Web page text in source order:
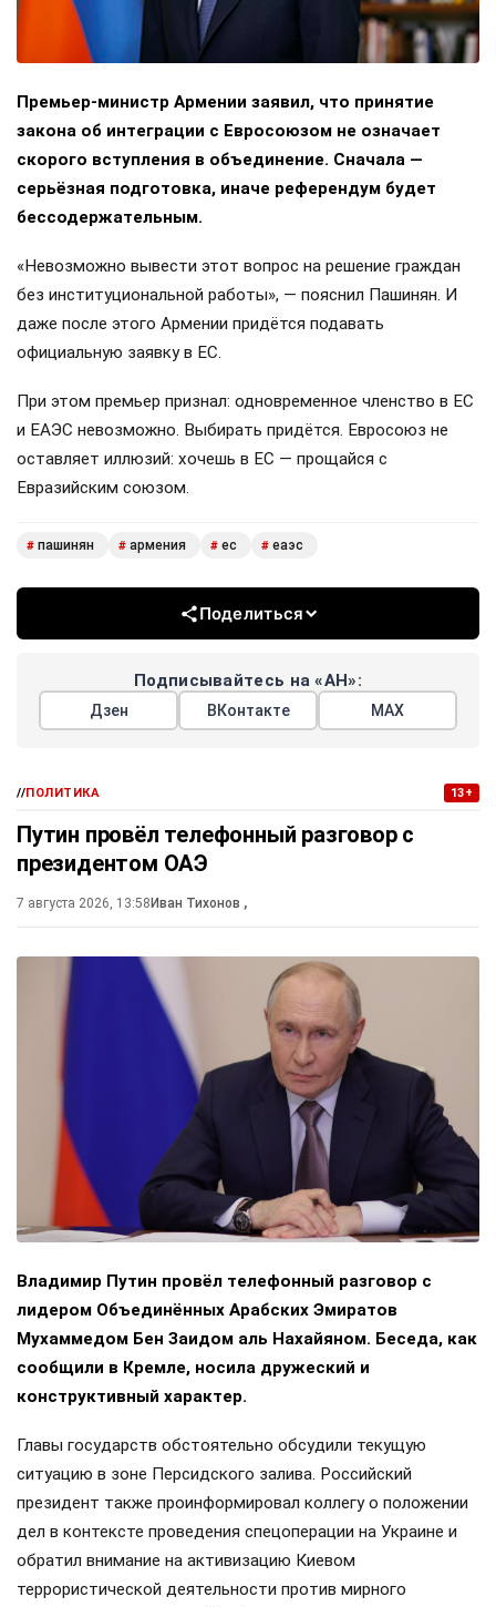
Премьер-министр Армении заявил, что принятие
закона об интеграции с Евросоюзом не означает
скорого вступления в объединение. Сначала —
серьёзная подготовка, иначе референдум будет
бессодержательным.
«Невозможно вывести этот вопрос на решение граждан
без институциональной работы», — пояснил Пашинян. И
даже после этого Армении придётся подавать
официальную заявку в ЕС.
При этом премьер признал: одновременное членство в ЕС
и ЕАЭС невозможно. Выбирать придётся. Евросоюз не
оставляет иллюзий: хочешь в ЕС — прощайся с
Евразийским союзом.
# пашинян # армения # ес # еаэс
Поделиться
Подписывайтесь на «АН»:
Дзен ВКонтакте МАХ
//ПОЛИТИКА 13+
Путин провёл телефонный разговор с
президентом ОАЭ
7 августа 2026, 13:58 Иван Тихонов ,
Владимир Путин провёл телефонный разговор с
лидером Объединённых Арабских Эмиратов
Мухаммедом Бен Заидом аль Нахайяном. Беседа, как
сообщили в Кремле, носила дружеский и
конструктивный характер.
Главы государств обстоятельно обсудили текущую
ситуацию в зоне Персидского залива. Российский
президент также проинформировал коллегу о положении
дел в контексте проведения спецоперации на Украине и
обратил внимание на активизацию Киевом
террористической деятельности против мирного